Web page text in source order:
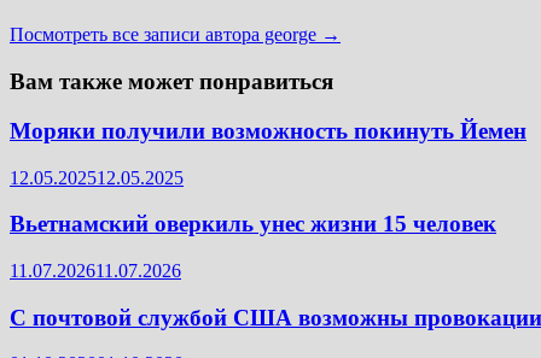
Посмотреть все записи автора george →
Вам также может понравиться
Моряки получили возможность покинуть Йемен
12.05.202512.05.2025
Вьетнамский оверкиль унес жизни 15 человек
11.07.202611.07.2026
С почтовой службой США возможны провокации